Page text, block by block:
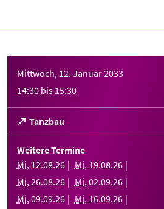
Mittwoch, 12. Januar 2033
14:30 bis 15:30
Tanzbau
(Öffnet
in
einem
neuen
Tab)
Weitere Termine
Mi, 12.08.26 Mi, 19.08.26
Mi,26.08.26 Mi,02.09.26
Mi,09.09.26 Mi, 16.09.26